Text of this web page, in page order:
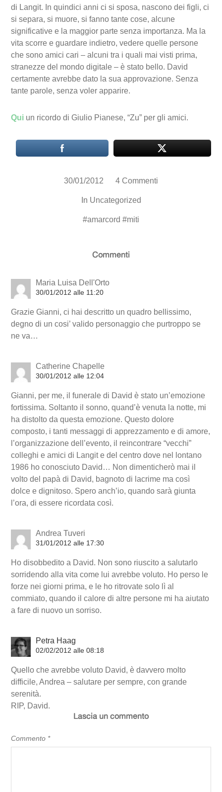
di Langit. In quindici anni ci si sposa, nascono dei figli, ci
si separa, si muore, si fanno tante cose, alcune
significative e la maggior parte senza importanza. Ma la
vita scorre e guardare indietro, vedere quelle persone
che sono amici cari – alcuni tra i quali mai visti prima,
stranezze del mondo digitale – è stato bello. David
certamente avrebbe dato la sua approvazione. Senza
tante parole, senza voler apparire.
Qui un ricordo di Giulio Pianese, “Zu” per gli amici.
30/01/2012 4 Commenti
In Uncategorized
#amarcord #miti
Commenti
Maria Luisa Dell'Orto
30/01/2012 alle 11:20
Grazie Gianni, ci hai descritto un quadro bellissimo,
degno di un cosi’ valido personaggio che purtroppo se
ne va…
Catherine Chapelle
30/01/2012 alle 12:04
Gianni, per me, il funerale di David è stato un’emozione
fortissima. Soltanto il sonno, quand’è venuta la notte, mi
ha distolto da questa emozione. Questo dolore
composto, i tanti messaggi di apprezzamento e di amore,
l’organizzazione dell’evento, il reincontrare “vecchi”
colleghi e amici di Langit e del centro dove nel lontano
1986 ho conosciuto David… Non dimenticherò mai il
volto del papà di David, bagnoto di lacrime ma così
dolce e dignitoso. Spero anch’io, quando sarà giunta
l’ora, di essere ricordata così.
Andrea Tuveri
31/01/2012 alle 17:30
Ho disobbedito a David. Non sono riuscito a salutarlo
sorridendo alla vita come lui avrebbe voluto. Ho perso le
forze nei giorni prima, e le ho ritrovate solo lì al
commiato, quando il calore di altre persone mi ha aiutato
a fare di nuovo un sorriso.
Petra Haag
02/02/2012 alle 08:18
Quello che avrebbe voluto David, è davvero molto
difficile, Andrea – salutare per sempre, con grande
serenità.
RIP, David.
Lascia un commento
Commento *